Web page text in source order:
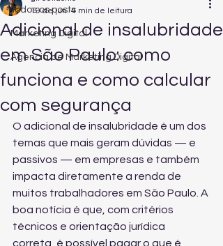
Todos os posts
Marketing Digital
Agencia de Marketing Digital
Adicional de insalubridade
em São Paulo: como
funciona e como calcular
com segurança
19 de jun. 4 min de leitura
O adicional de insalubridade é um dos
temas que mais geram dúvidas — e
passivos — em empresas e também
impacta diretamente a renda de
muitos trabalhadores em São Paulo. A
boa notícia é que, com critérios
técnicos e orientação jurídica
correta, é possível pagar o que é